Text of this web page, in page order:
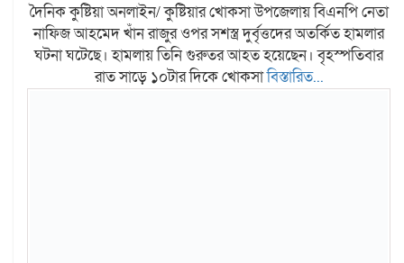
দৈনিক কুষ্টিয়া অনলাইন/ কুষ্টিয়ার খোকসা উপজেলায় বিএনপি নেতা
নাফিজ আহমেদ খাঁন রাজুর ওপর সশস্ত্র দুর্বৃত্তদের অতর্কিত হামলার
ঘটনা ঘটেছে। হামলায় তিনি গুরুতর আহত হয়েছেন। বৃহস্পতিবার
রাত সাড়ে ১০টার দিকে খোকসাবিস্তারিত...